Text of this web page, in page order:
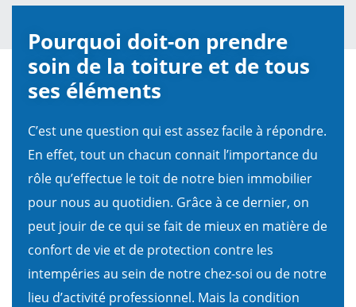
Pourquoi doit-on prendre
soin de la toiture et de tous
ses éléments
C’est une question qui est assez facile à répondre.
En effet, tout un chacun connait l’importance du
rôle qu’effectue le toit de notre bien immobilier
pour nous au quotidien. Grâce à ce dernier, on
peut jouir de ce qui se fait de mieux en matière de
confort de vie et de protection contre les
intempéries au sein de notre chez-soi ou de notre
lieu d’activité professionnel. Mais la condition